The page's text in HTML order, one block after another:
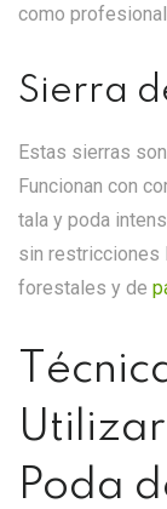
como
Sierra
Estas sierras
Funcionan con
tala y poda
sin restricciones
forestales y de
Poda